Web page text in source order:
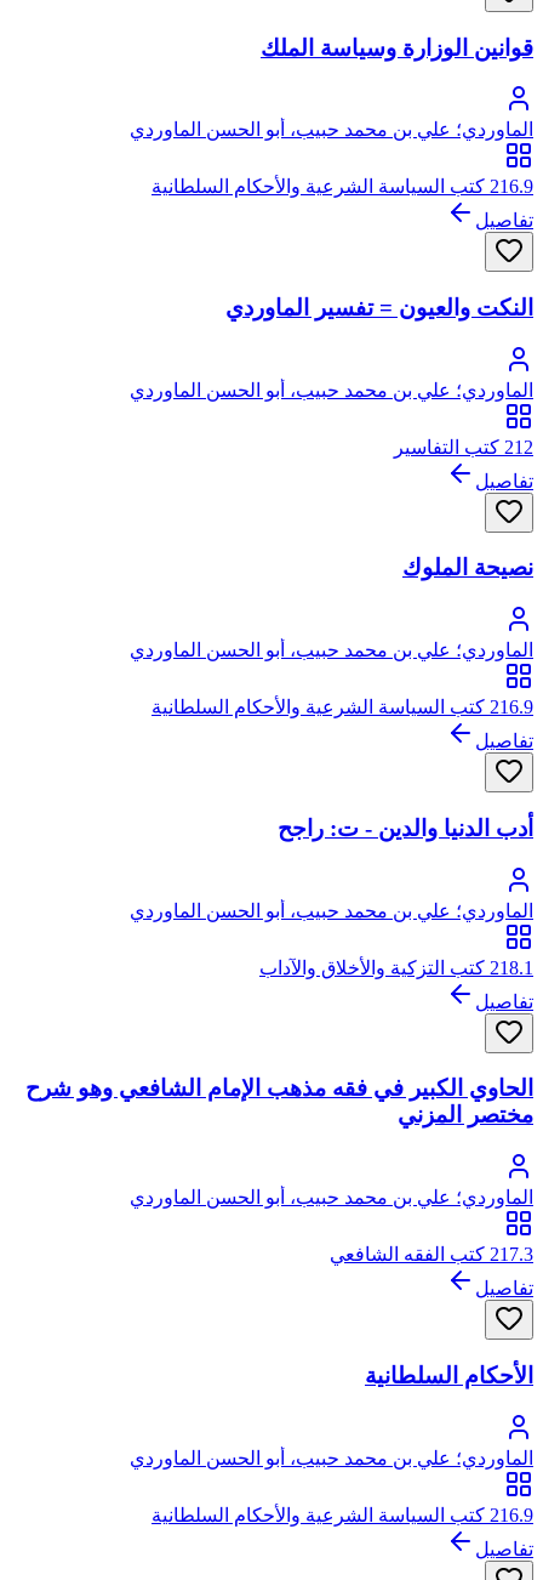
قوانين الوزارة وسياسة الملك
الماوردي؛ علي بن محمد حبيب، أبو الحسن الماوردي
216.9 كتب السياسة الشرعية والأحكام السلطانية
تفاصيل
النكت والعيون = تفسير الماوردي
الماوردي؛ علي بن محمد حبيب، أبو الحسن الماوردي
212 كتب التفاسير
تفاصيل
نصيحة الملوك
الماوردي؛ علي بن محمد حبيب، أبو الحسن الماوردي
216.9 كتب السياسة الشرعية والأحكام السلطانية
تفاصيل
أدب الدنيا والدين - ت: راجح
الماوردي؛ علي بن محمد حبيب، أبو الحسن الماوردي
218.1 كتب التزكية والأخلاق والآداب
تفاصيل
الحاوي الكبير في فقه مذهب الإمام الشافعي وهو شرح
مختصر المزني
الماوردي؛ علي بن محمد حبيب، أبو الحسن الماوردي
217.3 كتب الفقه الشافعي
تفاصيل
الأحكام السلطانية
الماوردي؛ علي بن محمد حبيب، أبو الحسن الماوردي
216.9 كتب السياسة الشرعية والأحكام السلطانية
تفاصيل